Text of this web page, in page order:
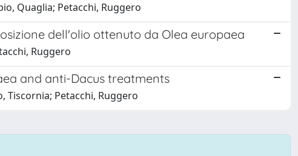
Quaglia; Petacchi, Ruggero
dell'olio ottenuto da Olea europaea
Ruggero
and anti-Dacus treatments
Tiscornia; Petacchi, Ruggero